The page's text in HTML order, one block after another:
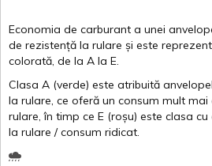
Economia de carburant a unei
de rezistență la rulare și este
colorată, de la A la E.
Clasa A (verde) este atribuită
la rulare, ce oferă un consum mult mai
rulare,în timp ce E (roșu) este clasa cu
la rulare /consum ridicat.